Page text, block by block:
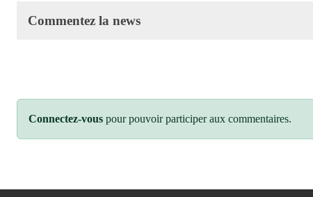
Commentez la news
Connectez-vous pour pouvoir participer aux commentaires.